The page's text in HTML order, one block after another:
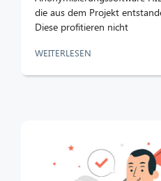
die aus dem Projekt
Diese profitieren nicht
WEITERLESEN